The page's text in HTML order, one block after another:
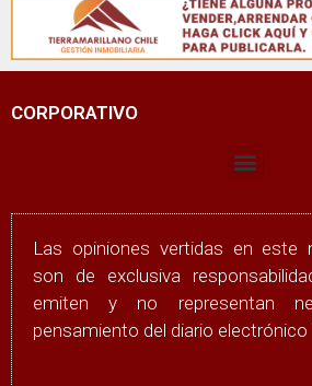
CORPORATIVO
Las opiniones vertidas en este
son de exclusiva
emiten y no representan
pensamiento del diario electrónico